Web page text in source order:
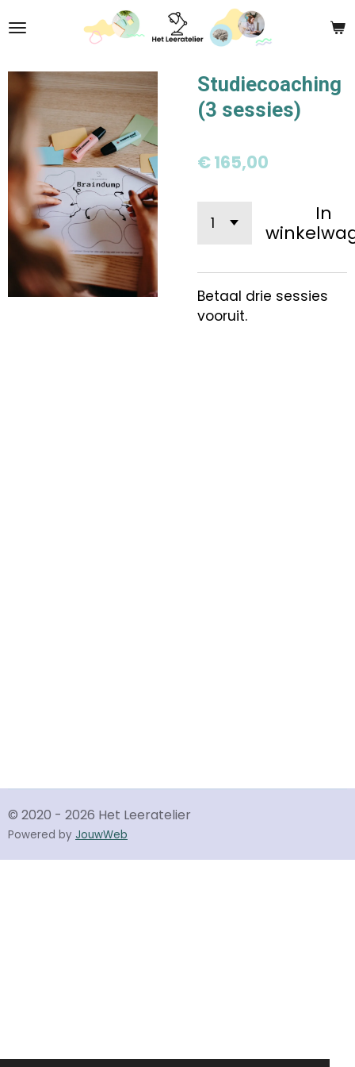
direct
de
hoofdinhoud
Studiecoaching
(3 sessies)
€ 165,00
In
Betaal drie sessies
vooruit.
© 2020 - 2026 Het Leeratelier
Powered by JouwWeb